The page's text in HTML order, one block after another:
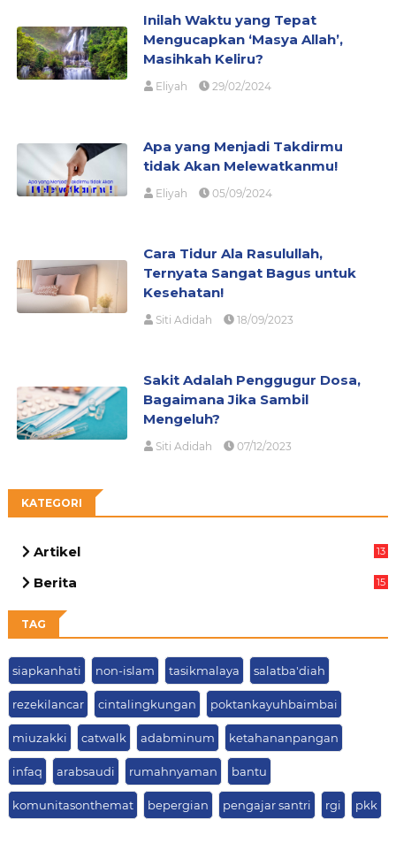
Inilah Waktu yang Tepat
Mengucapkan ‘Masya Allah’,
Masihkah Keliru?
Eliyah 29/02/2024
Apa yang Menjadi Takdirmu
tidak Akan Melewatkanmu!
Eliyah 05/09/2024
Cara Tidur Ala Rasulullah,
Ternyata Sangat Bagus untuk
Kesehatan!
Siti Adidah 18/09/2023
Sakit Adalah Penggugur Dosa,
Bagaimana Jika Sambil
Mengeluh?
Siti Adidah 07/12/2023
KATEGORI
Artikel
13
Berita
15
TAG
siapkanhati non-islam tasikmalaya salatba'diah
rezekilancar cintalingkungan poktankayuhbaimbai
miuzakki catwalk adabminum ketahananpangan
infaq arabsaudi rumahnyaman bantu
komunitasonthemat bepergian pengajar santri rgi pkk